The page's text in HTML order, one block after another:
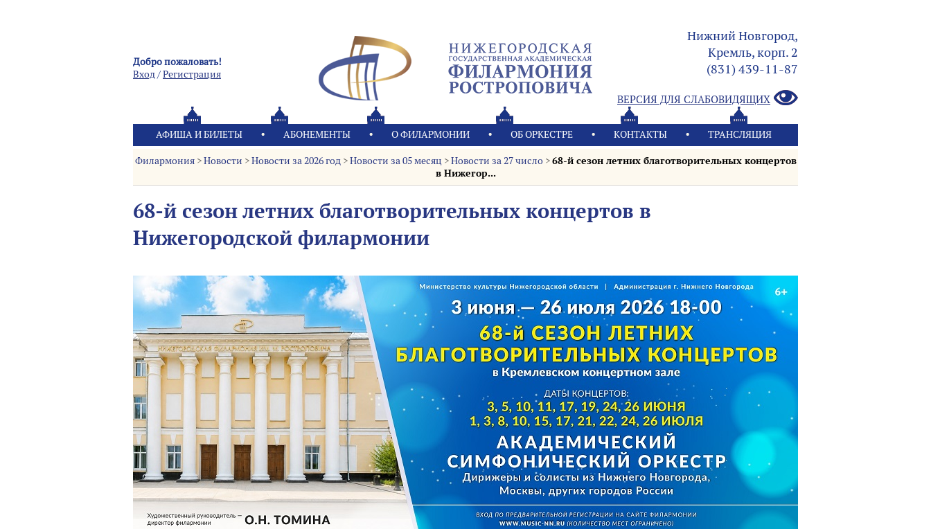
Добро пожаловать!
Вход/Pегистрация
Нижний Новгород,
Кремль, корп. 2
(831) 439-11-87
ВЕРСИЯ ДЛЯ СЛАБОВИДЯЩИХ
АФИША И БИЛЕТЫ АБОНЕМЕНТЫ О ФИЛАРМОНИИ OБ ОРКЕСТРЕ КОНТАКТЫ ТРАНСЛЯЦИЯ
Филармония>Новости >Новости за 2026 год>Новости за 05 месяц >Новости за 27 число>68-й сезон летних благотворительных концертов
в Нижегор...
68-й сезон летних благотворительных концертов в
Нижегородской филармонии